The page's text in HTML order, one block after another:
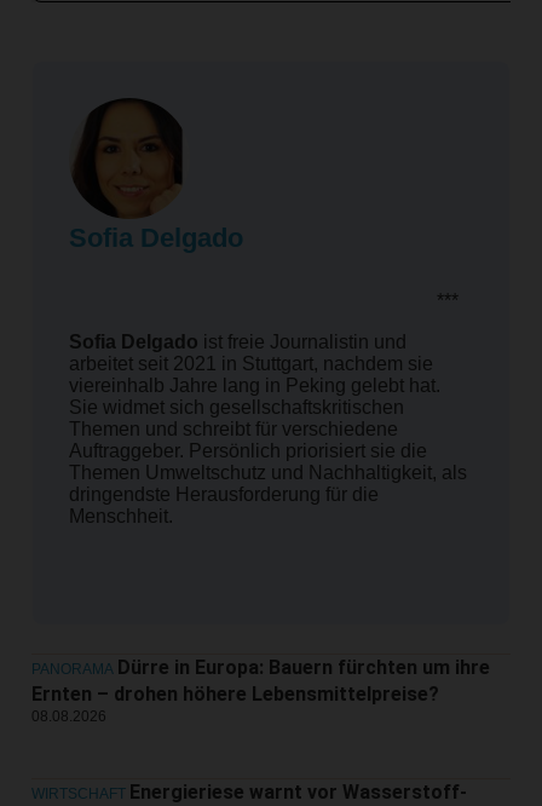
Sofia Delgado
***
Sofia Delgado ist freie Journalistin und
arbeitet seit 2021 in Stuttgart, nachdem sie
viereinhalb Jahre lang in Peking gelebt hat.
Sie widmet sich gesellschaftskritischen
Themen und schreibt für verschiedene
Auftraggeber. Persönlich priorisiert sie die
Themen Umweltschutz und Nachhaltigkeit, als
dringendste Herausforderung für die
Menschheit.
PANORAMA Dürre in Europa: Bauern fürchten um ihre
Ernten – drohen höhere Lebensmittelpreise?
08.08.2026
WIRTSCHAFT Energieriese warnt vor Wasserstoff-